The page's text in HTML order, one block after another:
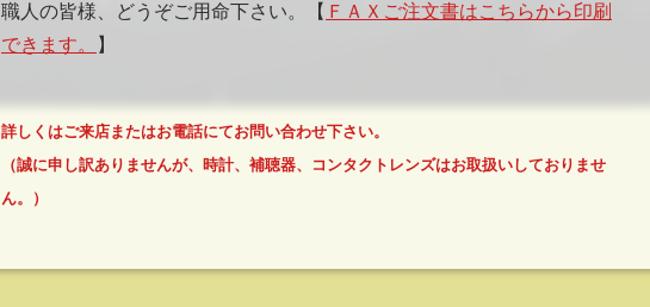
職人の皆様、どうぞご用命下さい。【 ＦＡＸご注文書はこちらから印刷
できます。
】
詳しくはご来店またはお電話にてお問い合わせ下さい。
（誠に申し訳ありませんが、時計、補聴器、コンタクトレンズはお取扱いしておりませ
ん。）